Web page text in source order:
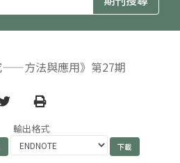
——方法與應用》第27期
Print
輸出格式